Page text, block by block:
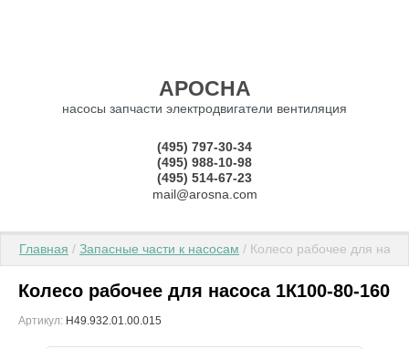
АРОСНА
насосы запчасти электродвигатели вентиляция
(495) 797-30-34
(495) 988-10-98
(495) 514-67-23
mail@arosna.com
Главная / Запасные части к насосам / Колесо рабочее для
Колесо рабочее для насоса 1К100-80-160
Артикул: Н49.932.01.00.015